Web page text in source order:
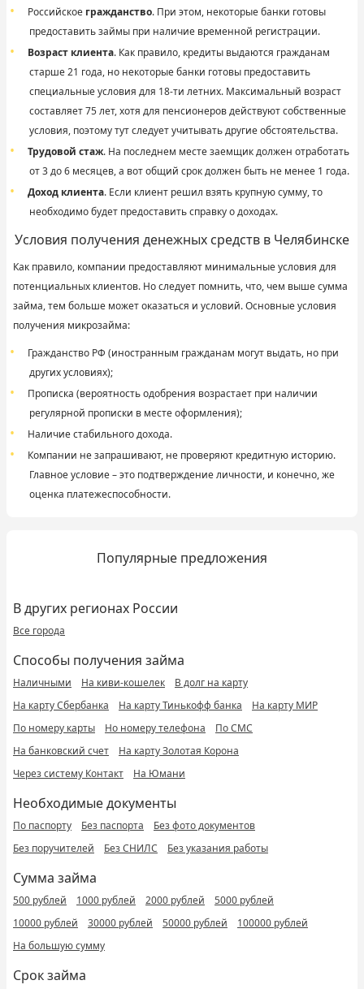
Российское гражданство. При этом, некоторые банки готовы
предоставить займы при наличие временной регистрации.
Возраст клиента. Как правило, кредиты выдаются гражданам
старше 21 года, но некоторые банки готовы предоставить
специальные условия для 18-ти летних. Максимальный возраст
составляет 75 лет, хотя для пенсионеров действуют собственные
условия, поэтому тут следует учитывать другие обстоятельства.
Трудовой стаж. На последнем месте заемщик должен отработать
от 3 до 6 месяцев, а вот общий срок должен быть не менее 1 года.
Доход клиента. Если клиент решил взять крупную сумму, то
необходимо будет предоставить справку о доходах.
Условия получения денежных средств в Челябинске
Как правило, компании предоставляют минимальные условия для
потенциальных клиентов. Но следует помнить, что, чем выше сумма
займа, тем больше может оказаться и условий. Основные условия
получения микрозайма:
Гражданство РФ (иностранным гражданам могут выдать, но при
других условиях);
Прописка (вероятность одобрения возрастает при наличии
регулярной прописки в месте оформления);
Наличие стабильного дохода.
Компании не запрашивают, не проверяют кредитную историю.
Главное условие – это подтверждение личности, и конечно, же
оценка платежеспособности.
Популярные предложения
В других регионах России
Все города
Способы получения займа
Наличными На киви-кошелек
В долг на карту
На карту Сбербанка
На карту Тинькофф банка
На карту МИР
По номеру карты
Но номеру телефона
По СМС
На банковский счет
На карту Золотая Корона
Через систему Контакт
На Юмани
Необходимые документы
По паспорту Без паспорта
Без фото документов
Без поручителей
Без СНИЛС Без указания работы
Сумма займа
500 рублей 1000 рублей 2000 рублей
5000 рублей
10000 рублей
30000 рублей 50000 рублей
100000 рублей
На большую сумму
Срок займа